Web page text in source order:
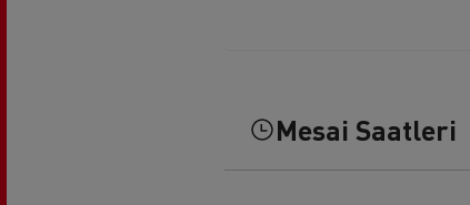
Mesai Saatleri